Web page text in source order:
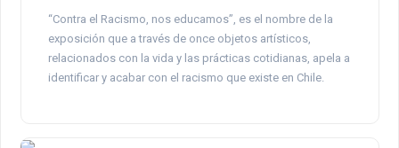
“Contra el Racismo, nos educamos”, es el nombre de la
exposición que a través de once objetos artísticos,
relacionados con la vida y las prácticas cotidianas, apela a
identificar y acabar con el racismo que existe en Chile.